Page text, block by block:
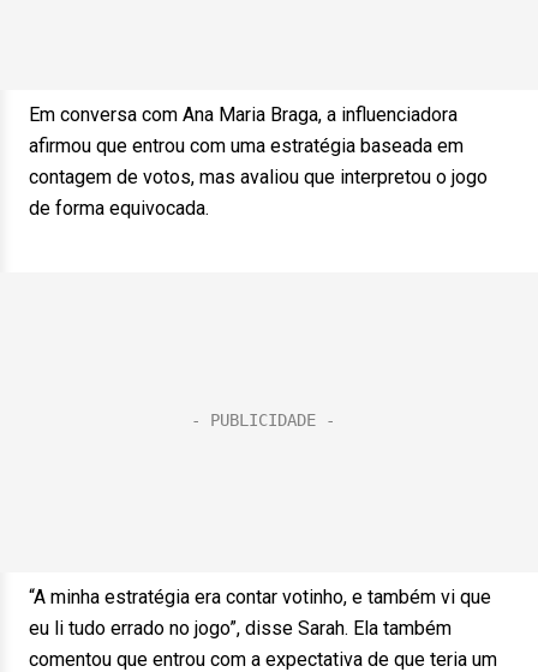
Em conversa com Ana Maria Braga, a influenciadora
afirmou que entrou com uma estratégia baseada em
contagem de votos, mas avaliou que interpretou o jogo
de forma equivocada.
“A minha estratégia era contar votinho, e também vi que
eu li tudo errado no jogo”, disse Sarah. Ela também
comentou que entrou com a expectativa de que teria um